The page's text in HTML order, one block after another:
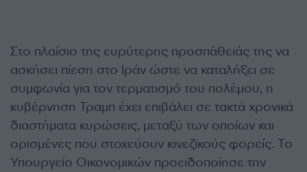
Στο πλαίσιο της ευρύτερης προσπάθειάς της να
ασκήσει πίεση στο Ιράν ώστε να καταλήξει σε
συμφωνία για τον τερματισμό του πολέμου, η
κυβέρνηση Τραμπ έχει επιβάλει σε τακτά χρονικά
διαστήματα κυρώσεις, μεταξύ των οποίων και
ορισμένες που στοχεύουν κινεζικούς φορείς. Το
Υπουργείο Οικονομικών προειδοποίησε την